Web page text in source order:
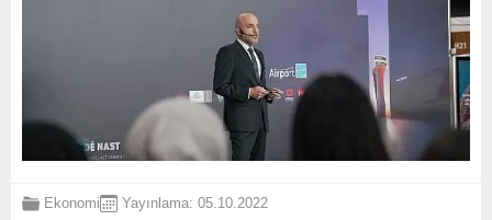
Ekonomi Yayınlama: 05.10.2022